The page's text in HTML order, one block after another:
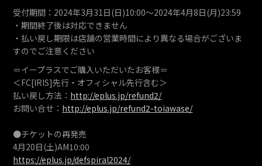
受付期間：2024年3月31日(日)10:00～2024年4月8日(月)23:59
・期間終了後は対応できません
・払い戻し期限は店舗の営業時間により異なる場合がございま
すのでご注意ください
＝イープラスでご購入いただいたお客様＝
＜FC[IRIS]先行・オフィシャル先行含む＞
払い戻し方法： http://eplus.jp/refund2/
お問い合せ： http://eplus.jp/refund2-toiawase/
●チケットの再発売
4月20日(土)AM10:00
https://eplus.jp/defspiral2024/